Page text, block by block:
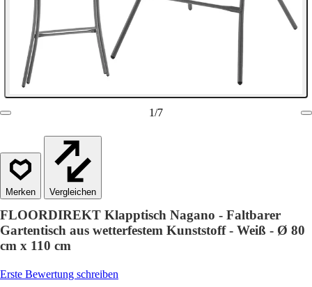
1/7
Vergleichen
FLOORDIREKT Klapptisch Nagano - Faltbarer
Gartentisch aus wetterfestem Kunststoff - Weiß - Ø 80
cm x 110 cm
Erste Bewertung schreiben